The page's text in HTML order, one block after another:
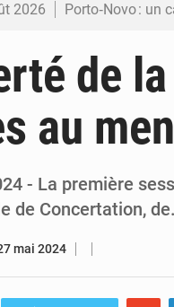
2026 Porto‑Novo : un
2026 Bénin :
2026 Bénin et
de
au
- La première
de Concertation,
mai 2024